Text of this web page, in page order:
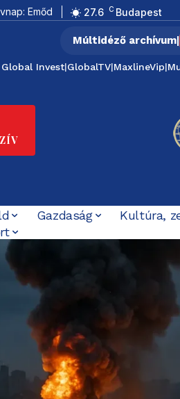
Emőd 27.6 C Budapest
Múltidéző archívum|
Global Invest|GlobalTV|MaxlineVip|
Gazdaság Kultúra,